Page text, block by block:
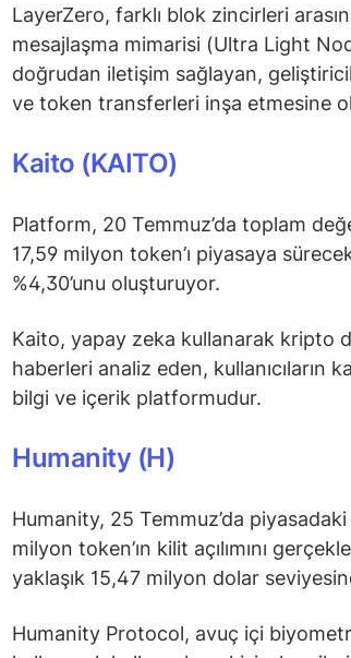
LayerZero, farklı blok zincirleri
mesajlaşma mimarisi (Ultra Light
doğrudan iletişim sağlayan,
ve token transferleri inşa etmesine
Kaito (KAITO)
Platform, 20 Temmuz’da toplam
17,59 milyon token’ı piyasaya
%4,30’unu oluşturuyor.
Kaito, yapay zeka kullanarak kripto
haberleri analiz eden, kullanıcıların
bilgi ve içerik platformudur.
Humanity (H)
Humanity, 25 Temmuz’da piyasadaki
milyon token’ın kilit açılımını
yaklaşık 15,47 milyon dolar
Humanity Protocol, avuç içi